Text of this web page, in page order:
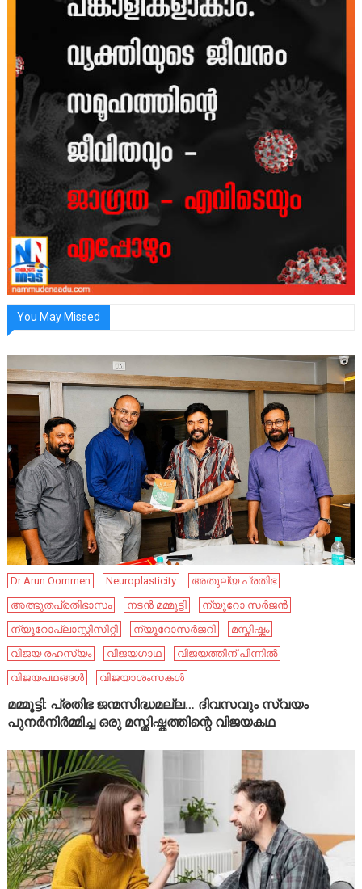
You May Missed
Dr Arun Oommen Neuroplasticity
അതുല്യ പ്രതിഭ
അത്ഭുതപ്രതിഭാസം
നടൻ മമ്മൂട്ടി
ന്യൂറോ സർജൻ
ന്യൂറോപ്ലാസ്റ്റിസിറ്റി
ന്യൂറോസർജറി
മസ്തിഷ്കം
വിജയ രഹസ്യം
വിജയഗാഥ
വിജയത്തിന് പിന്നിൽ
വിജയപഥങ്ങൾ
വിജയാശംസകൾ
മമ്മൂട്ടി: പ്രതിഭ ജന്മസിദ്ധമല്ല… ദിവസവും സ്വയം
പുനർനിർമ്മിച്ച ഒരു മസ്തിഷ്കത്തിന്റെ വിജയകഥ